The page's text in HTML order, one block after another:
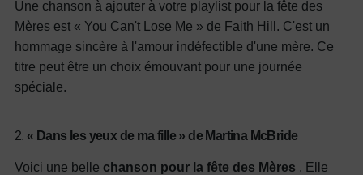
Une chanson à ajouter à votre playlist pour la fête des
Mères est « You Can't Lose Me » de Faith Hill. C'est un
hommage sincère à l'amour indéfectible d'une mère. Ce
titre peut être un choix émouvant pour une journée
spéciale.
2. « Dans les yeux de ma fille » de Martina McBride
Voici une belle chanson pour la fête des Mères . Elle